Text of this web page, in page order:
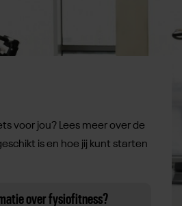
voor jou? Lees meer over de
is en hoe jij kunt starten
over fysiofitness?